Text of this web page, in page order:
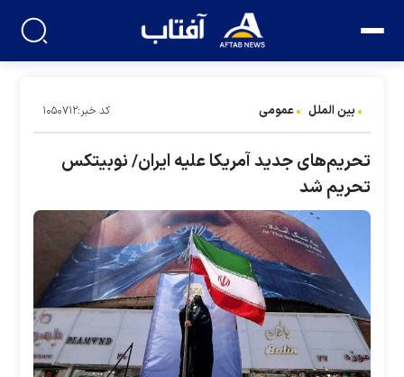
بین الملل عمومی کد خبر:۱۰۵۰۷۱۲
تحریم‌های جدید آمریکا علیه ایران/ نوبیتکس
تحریم شد